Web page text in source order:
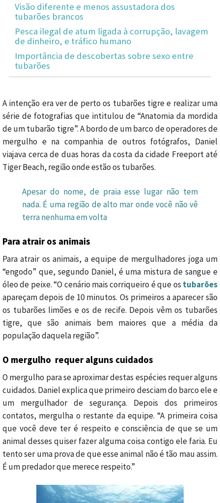
Visão diferente e menos assustadora dos
tubarões brancos
Pesca ilegal de atum ligada à corrupção, lavagem
de dinheiro, e tráfico humano
Importância de descobertas sobre sexo entre
tubarões
A intenção era ver de perto os tubarões tigre e realizar uma
série de fotografias que intitulou de “Anatomia da mordida
de um tubarão tigre”. A bordo de um barco de operadores de
mergulho e na companhia de outros fotógrafos, Daniel
viajava cerca de duas horas da costa da cidade Freeport até
Tiger Beach, região onde estão os tubarões.
Apesar do nome, de praia esse lugar não tem
nada. É uma região de alto mar onde você não vê
terra nenhuma em volta
Para atrair os animais
Para atrair os animais, a equipe de mergulhadores joga um
“engodo” que, segundo Daniel, é uma mistura de sangue e
óleo de peixe. “O cenário mais corriqueiro é que os tubarões
apareçam depois de 10 minutos. Os primeiros a aparecer são
os tubarões limões e os de recife. Depois vêm os tubarões
tigre, que são animais bem maiores que a média da
população daquela região”.
O mergulho requer alguns cuidados
O mergulho para se aproximar destas espécies requer alguns
cuidados. Daniel explica que primeiro desciam do barco ele e
um mergulhador de segurança. Depois dos primeiros
contatos, mergulha o restante da equipe. “A primeira coisa
que você deve ter é respeito e consciência de que se um
animal desses quiser fazer alguma coisa contigo ele faria. Eu
tento ser uma prova de que esse animal não é tão mau assim.
É um predador que merece respeito.”